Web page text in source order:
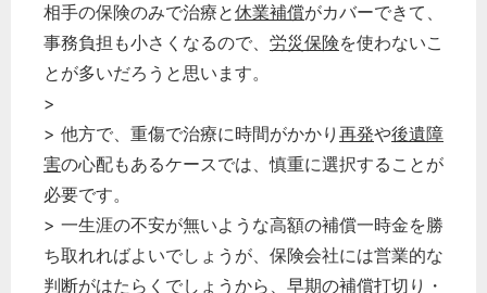
相手の保険のみで治療と休業補償がカバーできて、
事務負担も小さくなるので、 労災保険を使わないこ
とが多いだろうと思います。
>
> 他方で、重傷で治療に時間がかかり 再発や後遺障
害の心配もあるケースでは、慎重に選択することが
必要です。
> 一生涯の不安が無いような高額の補償一時金を勝
ち取れればよいでしょうが、保険会社には営業的な
判断がはたらくでしょうから、早期の補償打切り・